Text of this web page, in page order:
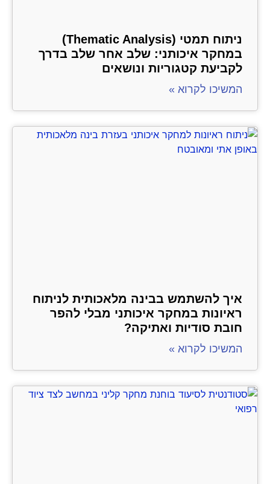
ניתוח תמטי (Thematic Analysis)
במחקר איכותני: שלב אחר שלב בדרך
לקביעת קטגוריות ונושאים
המשיכו לקרוא »
איך להשתמש בבינה מלאכותית לניתוח
ראיונות במחקר איכותני מבלי להפר
חובת סודיות ואתיקה?
המשיכו לקרוא »